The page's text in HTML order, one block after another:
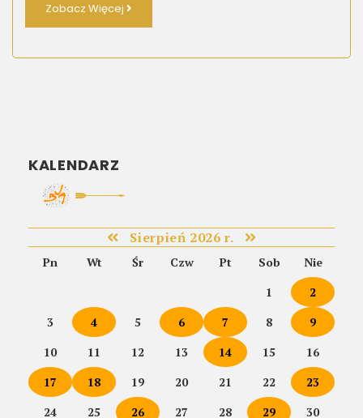
Zobacz Więcej
KALENDARZ
Sierpień 2026 r.
Pn Wt Śr Czw Pt Sob
Nie
1
2
3
4 5 6 7 8
9
10
11 12 13 14 15
16
17
18 19 20 21 22
23
24
25 26 27 28 29 30